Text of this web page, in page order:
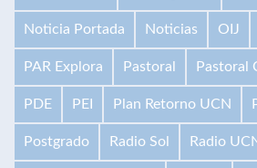
Noticia Portada Noticias OIJ
PAR Explora Pastoral Pastoral
PDE PEI Plan Retorno UCN
Postgrado Radio Sol Radio